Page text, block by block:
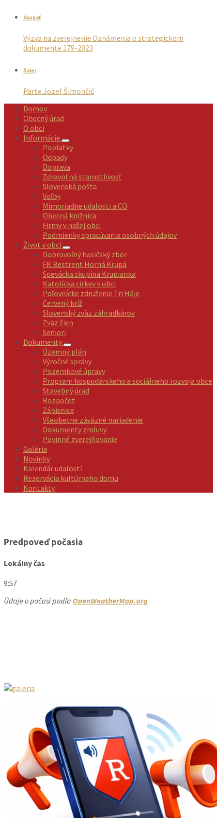
Naspäť
Výzva na zverejnenie Oznámenia o strategickom
dokumente 179-2023
Ďalej
Parte Jozef Šimončič
Domov
Obecný úrad
O obci
Informácie
Poplatky
Odpady
Doprava
Zdravotná starostlivosť
Slovenská pošta
Voľby
Mimoriadne udalosti a CO
Obecná knižnica
Firmy v našej obci
Podmienky spracúvania osobných údajov
Život v obci
Dobrovoľný hasičský zbor
FK Bestrent Horná Krupá
Spevácka skupina Krupianka
Katolícka cirkev v obci
Poľovnícke združenie Tri Háje
Červený kríž
Slovenský zväz záhradkárov
Zväz žien
Seniori
Dokumenty
Územný plán
Výročné správy
Pozemkové úpravy
Program hospodárskeho a sociálneho rozvoja obce
Stavebný úrad
Rozpočet
Zápisnice
Všeobecne záväzné nariadenie
Dokumenty zmluvy
Povinné zverejňovanie
Galéria
Novinky
Kalendár udalostí
Rezervácia kultúrneho domu
Kontakty
Predpoveď počasia
Lokálny čas
9:57
Údaje o počasí podľa OpenWeatherMap.org